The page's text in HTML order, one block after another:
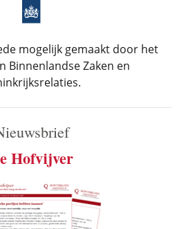
mogelijk gemaakt door het
Binnenlandse Zaken en
Hofvijver